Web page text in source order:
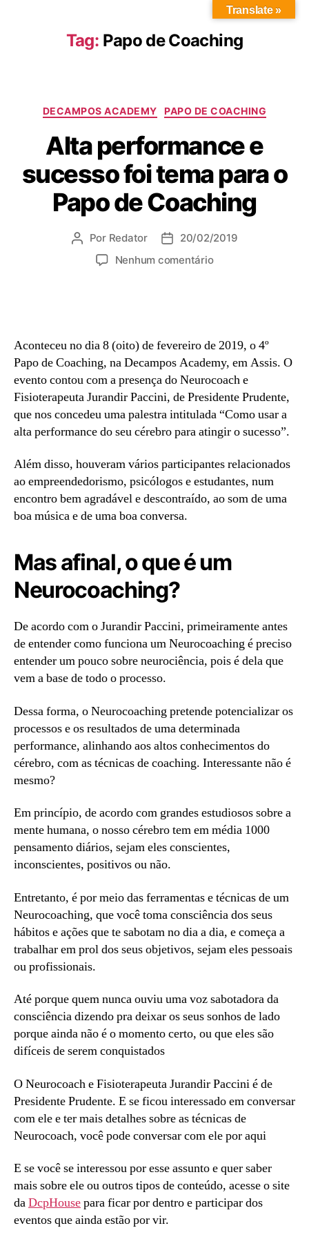
Tag: Papo de Coaching
DECAMPOS ACADEMY PAPO DE COACHING
Alta performance e
sucesso foi tema para o
Papo de Coaching
Por Redator
20/02/2019
Nenhum comentário
Aconteceu no dia 8 (oito) de fevereiro de 2019, o 4º
Papo de Coaching, na Decampos Academy, em Assis. O
evento contou com a presença do Neurocoach e
Fisioterapeuta Jurandir Paccini, de Presidente Prudente,
que nos concedeu uma palestra intitulada “Como usar a
alta performance do seu cérebro para atingir o sucesso”.
Além disso, houveram vários participantes relacionados
ao empreendedorismo, psicólogos e estudantes, num
encontro bem agradável e descontraído, ao som de uma
boa música e de uma boa conversa.
Mas afinal, o que é um
Neurocoaching?
De acordo com o Jurandir Paccini, primeiramente antes
de entender como funciona um Neurocoaching é preciso
entender um pouco sobre neurociência, pois é dela que
vem a base de todo o processo.
Dessa forma, o Neurocoaching pretende potencializar os
processos e os resultados de uma determinada
performance, alinhando aos altos conhecimentos do
cérebro, com as técnicas de coaching. Interessante não é
mesmo?
Em princípio, de acordo com grandes estudiosos sobre a
mente humana, o nosso cérebro tem em média 1000
pensamento diários, sejam eles conscientes,
inconscientes, positivos ou não.
Entretanto, é por meio das ferramentas e técnicas de um
Neurocoaching, que você toma consciência dos seus
hábitos e ações que te sabotam no dia a dia, e começa a
trabalhar em prol dos seus objetivos, sejam eles pessoais
ou profissionais.
Até porque quem nunca ouviu uma voz sabotadora da
consciência dizendo pra deixar os seus sonhos de lado
porque ainda não é o momento certo, ou que eles são
difíceis de serem conquistados
O Neurocoach e Fisioterapeuta Jurandir Paccini é de
Presidente Prudente. E se ficou interessado em conversar
com ele e ter mais detalhes sobre as técnicas de
Neurocoach, você pode conversar com ele por aqui
E se você se interessou por esse assunto e quer saber
mais sobre ele ou outros tipos de conteúdo, acesse o site
daDcpHousepara ficar por dentro e participar dos
eventos que ainda estão por vir.
Translate »